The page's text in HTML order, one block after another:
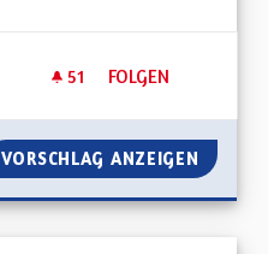
51 51 FOLLOWER
FOLGEN
FORMATION
VORSCHLAG ANZEIGEN